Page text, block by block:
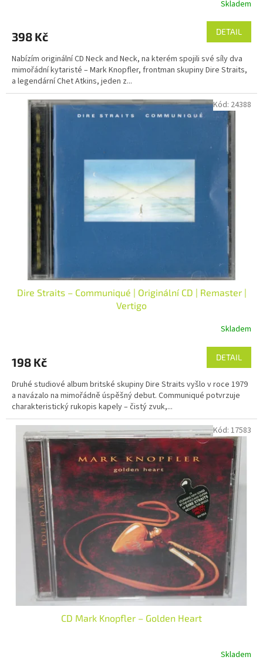
Skladem
398 Kč DETAIL
Nabízím originální CD Neck and Neck, na kterém spojili své síly dva
mimořádní kytaristé – Mark Knopfler, frontman skupiny Dire Straits,
a legendární Chet Atkins, jeden z...
Dire Straits – Communiqué | Originální CD | Remaster |
Vertigo
Skladem
198 Kč DETAIL
Druhé studiové album britské skupiny Dire Straits vyšlo v roce 1979
a navázalo na mimořádně úspěšný debut. Communiqué potvrzuje
charakteristický rukopis kapely – čistý zvuk,...
Kód: 24388
CD Mark Knopfler – Golden Heart
Skladem
Kód: 17583